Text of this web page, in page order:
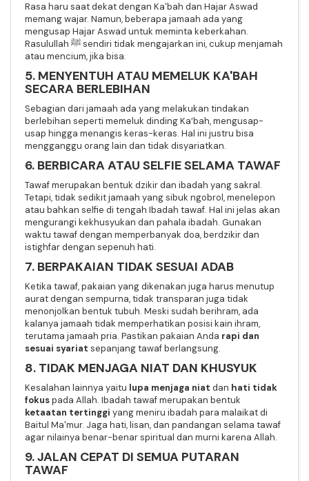
Rasa haru saat dekat dengan Ka'bah dan Hajar Aswad
memang wajar. Namun, beberapa jamaah ada yang
mengusap Hajar Aswad untuk meminta keberkahan.
Rasulullah ﷺ sendiri tidak mengajarkan ini, cukup menjamah
atau mencium, jika bisa.
5. MENYENTUH ATAU MEMELUK KA'BAH
SECARA BERLEBIHAN
Sebagian dari jamaah ada yang melakukan tindakan
berlebihan seperti memeluk dinding Ka’bah, mengusap-
usap hingga menangis keras-keras. Hal ini justru bisa
mengganggu orang lain dan tidak disyariatkan.
6. BERBICARA ATAU SELFIE SELAMA TAWAF
Tawaf merupakan bentuk dzikir dan ibadah yang sakral.
Tetapi, tidak sedikit jamaah yang sibuk ngobrol, menelepon
atau bahkan selfie di tengah Ibadah tawaf. Hal ini jelas akan
mengurangi kekhusyukan dan pahala ibadah. Gunakan
waktu tawaf dengan memperbanyak doa, berdzikir dan
istighfar dengan sepenuh hati.
7. BERPAKAIAN TIDAK SESUAI ADAB
Ketika tawaf, pakaian yang dikenakan juga harus menutup
aurat dengan sempurna, tidak transparan juga tidak
menonjolkan bentuk tubuh. Meski sudah berihram, ada
kalanya jamaah tidak memperhatikan posisi kain ihram,
terutama jamaah pria. Pastikan pakaian Anda rapi dan
sesuai syariat sepanjang tawaf berlangsung.
8. TIDAK MENJAGA NIAT DAN KHUSYUK
Kesalahan lainnya yaitu lupa menjaga niat dan hati tidak
fokuspada Allah. Ibadah tawaf merupakan bentuk
ketaatan tertinggi yang meniru ibadah para malaikat di
Baitul Ma'mur. Jaga hati, lisan, dan pandangan selama tawaf
agar nilainya benar-benar spiritual dan murni karena Allah.
9. JALAN CEPAT DI SEMUA PUTARAN
TAWAF